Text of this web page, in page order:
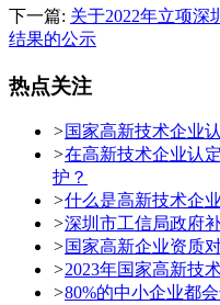
下一篇: 关于2022年立项深
结果的公示
热点关注
>国家高新技术企业
>在高新技术企业认
护？
>什么是高新技术企
>深圳市工信局政府
>国家高新企业资质
>2023年国家高新技
>80%的中小企业都